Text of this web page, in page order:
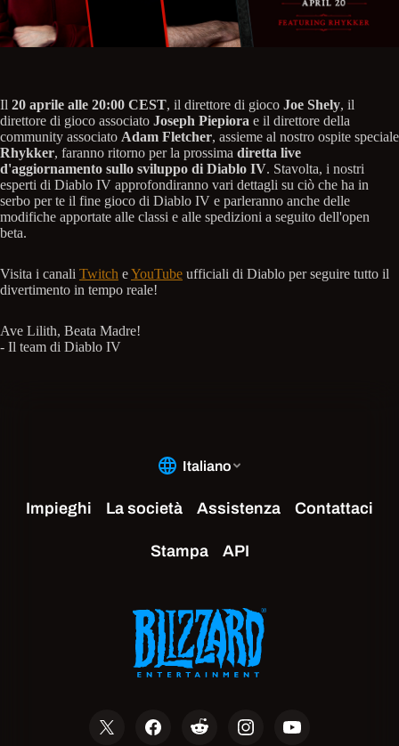
Il 20 aprile alle 20:00 CEST, il direttore di gioco Joe Shely, il
direttore di gioco associato Joseph Piepiora e il direttore della
community associato Adam Fletcher, assieme al nostro ospite speciale
Rhykker, faranno ritorno per la prossima diretta live
d'aggiornamento sullo sviluppo di Diablo IV. Stavolta, i nostri
esperti di Diablo IV approfondiranno vari dettagli su ciò che ha in
serbo per te il fine gioco di Diablo IV e parleranno anche delle
modifiche apportate alle classi e alle spedizioni a seguito dell'open
beta.
Visita i canali Twitch eYouTube ufficiali di Diablo per seguire tutto il
divertimento in tempo reale!
Ave Lilith, Beata Madre!
- Il team di Diablo IV